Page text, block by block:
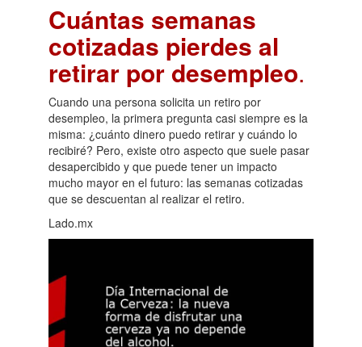
Cuántas semanas
cotizadas pierdes al
retirar por desempleo.
Cuando una persona solicita un retiro por
desempleo, la primera pregunta casi siempre es la
misma: ¿cuánto dinero puedo retirar y cuándo lo
recibiré? Pero, existe otro aspecto que suele pasar
desapercibido y que puede tener un impacto
mucho mayor en el futuro: las semanas cotizadas
que se descuentan al realizar el retiro.
Lado.mx